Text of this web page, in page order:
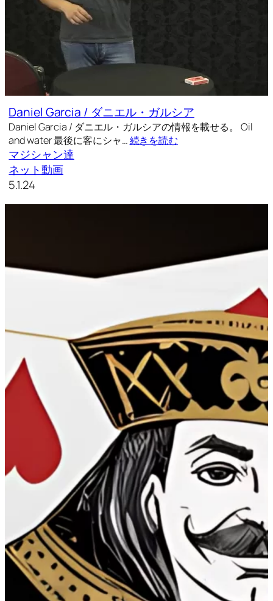
Daniel Garcia / ダニエル・ガルシア
Daniel Garcia / ダニエル・ガルシアの情報を載せる。 Oil
and water 最後に客にシャ…続きを読む
マジシャン達
ネット動画
5.1.24